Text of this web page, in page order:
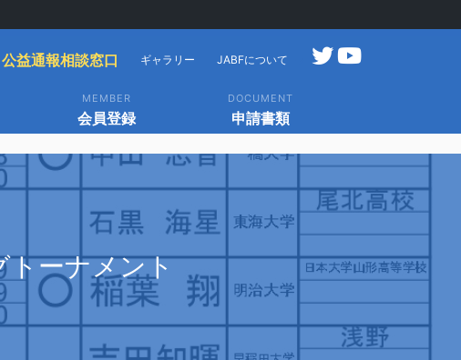
公益通報相談窓口 ギャラリー JABFについて
MEMBER
会員登録
DOCUMENT
申請書類
トーナメント